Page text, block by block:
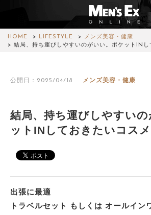
HOME LIFESTYLE
メンズ美容・健康
結局、持ち運びしやすいのがいい。ポケットINし
公開日：2025/04/18 メンズ美容・健康
結局、持ち運びしやすい
ットINしておきたいコス
出張に最適
トラベルセット もしくは オールイン
WATCH
CAR&BIKE
LIFESTYLE
MAGAZINE